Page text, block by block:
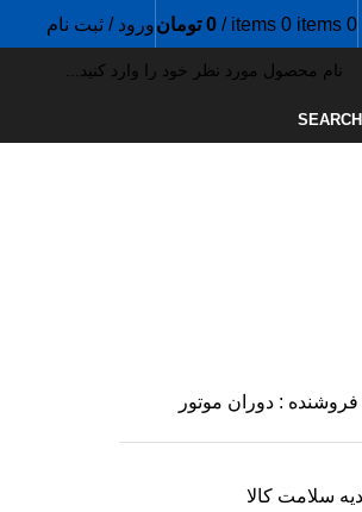
0
items 0 items
/
0 تومانورود / ثبت نام
SEARCH
فروشنده : دوران موتور
سلامت کالا